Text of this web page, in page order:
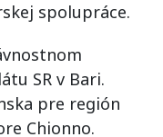
spolupráce.
SR v Bari.
pre región
Chionno.